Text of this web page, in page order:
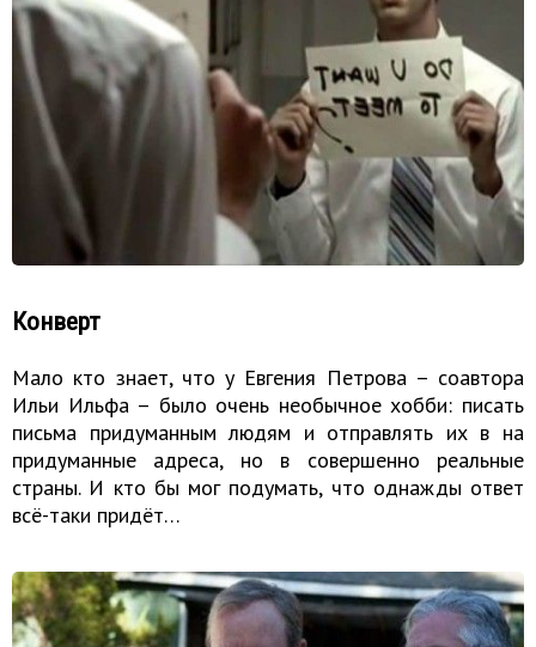
Конверт
Мало кто знает, что у Евгения Петрова – соавтора
Ильи Ильфа – было очень необычное хобби: писать
письма придуманным людям и отправлять их в на
придуманные адреса, но в совершенно реальные
страны. И кто бы мог подумать, что однажды ответ
всё-таки придёт…